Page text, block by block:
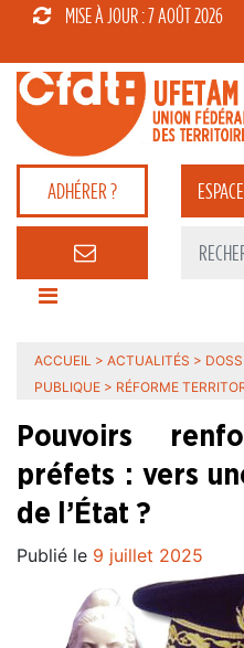
MISE À JOUR : 7 AOÛT 2026
ADHÉRER ?
ACCUEIL > ACTUALITÉS >
PUBLIQUE > RÉFORME
Pouvoirs
préfets : vers
de l’État ?
Publié le 9 juillet 2025